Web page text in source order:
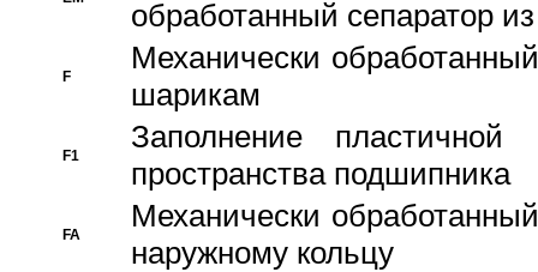
обработанный сепаратор
F
Механически
шарикам
F1
Заполнение
пространства подшипника
FA
Механически
наружному кольцу